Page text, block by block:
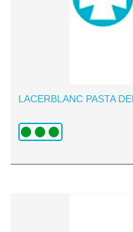
LACERBLANC PASTA